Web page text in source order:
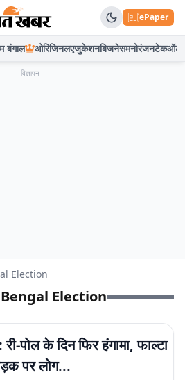
ePaper
बंगाल ओरिजिनलएजुकेशनबिजनेसमनोरंजनटेकऑटो
विज्ञापन
Election
Election
के दिन फिर हंगामा, फाल्टा
पर लोग...